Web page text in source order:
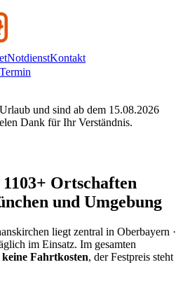
NotdienstKontakt
Termin
und sind ab dem 15.08.2026
Dank für Ihr Verständnis.
1103+ Ortschaften
und Umgebung
liegt zentral in Oberbayern ·
im Einsatz. Im gesamten
keine Fahrtkosten, der Festpreis steht